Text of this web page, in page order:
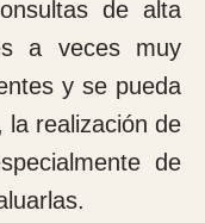
y
y